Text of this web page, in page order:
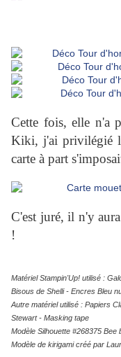
Cette fois, elle n'a
Kiki, j'ai privilégié
carte à part
C'est juré, il n'y
!
Matériel Stampin'Up! utilisé :
Bisous de Shelli - Encres Bleu
Autre matériel utilisé : Papiers
Stewart - Masking tape
Modèle Silhouette #268375 Bee
Modèle de kirigami créé par